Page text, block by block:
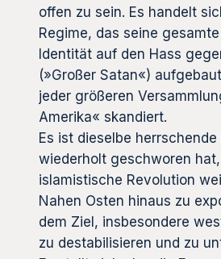
offen zu sein. Es handelt
Regime, das seine
Identität auf den Hass
(»Großer Satan«)
jeder größeren
Amerika« skandiert.
Es ist dieselbe herrschende
wiederholt geschworen
islamistische Revolution
Nahen Osten hinaus zu
dem Ziel, insbesondere
zu destabilisieren und zu